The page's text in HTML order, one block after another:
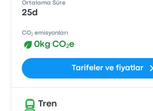
Ortalama Süre
25d
CO₂ emisyonları
0kg CO₂e
Tarifeler ve fiyatlar
Tren